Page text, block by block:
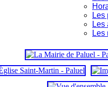
Les
Les
Les